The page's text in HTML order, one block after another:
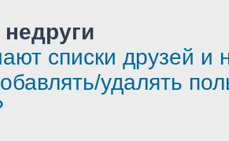
списки друзей и
удалять